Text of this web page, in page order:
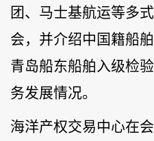
团、马士基航运等多
会，并介绍中国籍船
青岛船东船舶入级检
务发展情况。
海洋产权交易中心在